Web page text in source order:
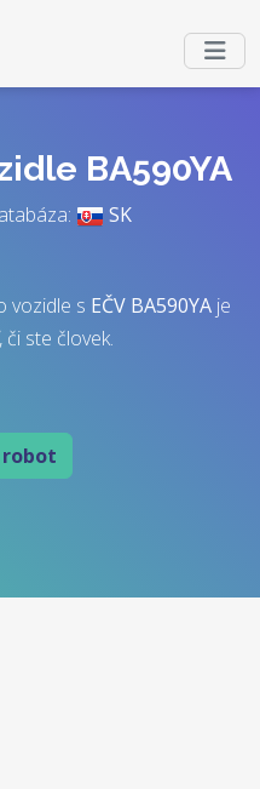
BA590YA
SK
vozidle s EČV BA590YA je
ste človek.
robot